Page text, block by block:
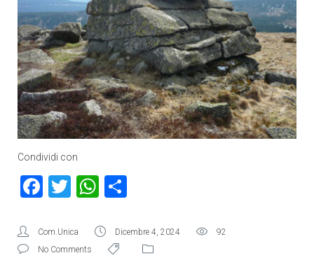
Condividi con
Facebook
TwitterWhatsApp
Com.Unica Dicembre 4, 2024
92
No Comments